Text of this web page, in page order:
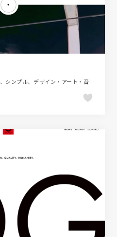
かわいい、コーポレートサイト、シンプル、デザイン・アート・音楽・文芸、ナチュラル、ファッション・ビューティー、ホワイト系、大きめ写真